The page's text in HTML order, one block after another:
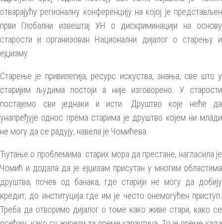
отварајућу регионалну конференцију на којој је представљен
први Глобални извештај УН о дискриминацији на основу
старости и организован Национални дијалог о старењу и
ејџизму.
Старење је привилегија, ресурс искуства, знања, све што у
старијим људима постоји а није изговорено. У старости
постајемо сви једнаки и исти. Друштво које неће да
унапређује однос према старима је друштво којем ни млади
не могу да се радују, навела је Чомићева.
Ћутање о проблемима старих мора да престане, нагласила је
Чомић и додала да је ејџизам присутан у многим областима
друштва, почев од банака, где старији не могу да добију
кредит, до институција где им је често онемогућен приступ.
Треба да отворимо дијалог о томе како живе стари, како се